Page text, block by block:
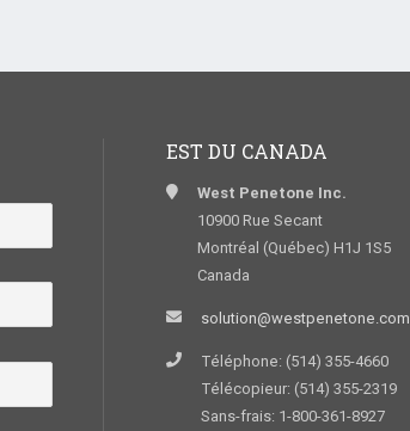
EST DU CANADA
West Penetone Inc.
10900 Rue Secant
Montréal (Québec) H1J 1S5
Canada
solution@westpenetone.com
Téléphone: (514) 355-4660
Télécopieur: (514) 355-2319
Sans-frais: 1-800-361-8927